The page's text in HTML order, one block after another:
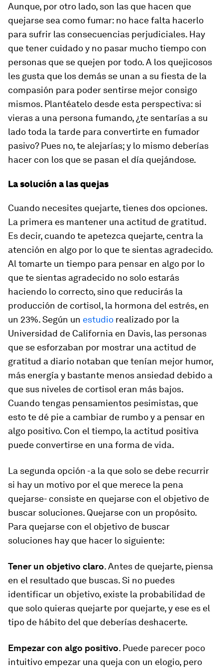
Aunque, por otro lado, son las que hacen que
quejarse sea como fumar: no hace falta hacerlo
para sufrir las consecuencias perjudiciales. Hay
que tener cuidado y no pasar mucho tiempo con
personas que se quejen por todo. A los quejicosos
les gusta que los demás se unan a su fiesta de la
compasión para poder sentirse mejor consigo
mismos. Plantéatelo desde esta perspectiva: si
vieras a una persona fumando, ¿te sentarías a su
lado toda la tarde para convertirte en fumador
pasivo? Pues no, te alejarías; y lo mismo deberías
hacer con los que se pasan el día quejándose.
La solución a las quejas
Cuando necesites quejarte, tienes dos opciones.
La primera es mantener una actitud de gratitud.
Es decir, cuando te apetezca quejarte, centra la
atención en algo por lo que te sientas agradecido.
Al tomarte un tiempo para pensar en algo por lo
que te sientas agradecido no solo estarás
haciendo lo correcto, sino que reducirás la
producción de cortisol, la hormona del estrés, en
un 23%. Según un estudio realizado por la
Universidad de California en Davis, las personas
que se esforzaban por mostrar una actitud de
gratitud a diario notaban que tenían mejor humor,
más energía y bastante menos ansiedad debido a
que sus niveles de cortisol eran más bajos.
Cuando tengas pensamientos pesimistas, que
esto te dé pie a cambiar de rumbo y a pensar en
algo positivo. Con el tiempo, la actitud positiva
puede convertirse en una forma de vida.
La segunda opción -a la que solo se debe recurrir
si hay un motivo por el que merece la pena
quejarse- consiste en quejarse con el objetivo de
buscar soluciones. Quejarse con un propósito.
Para quejarse con el objetivo de buscar
soluciones hay que hacer lo siguiente:
Tener un objetivo claro. Antes de quejarte, piensa
en el resultado que buscas. Si no puedes
identificar un objetivo, existe la probabilidad de
que solo quieras quejarte por quejarte, y ese es el
tipo de hábito del que deberías deshacerte.
Empezar con algo positivo. Puede parecer poco
intuitivo empezar una queja con un elogio, pero